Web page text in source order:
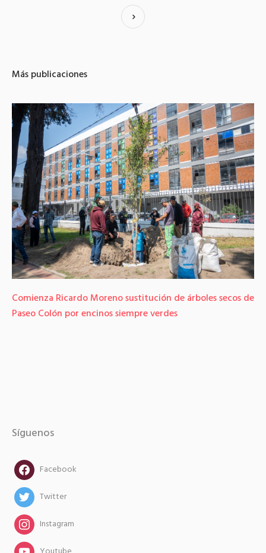
Más publicaciones
Comienza Ricardo Moreno sustitución de árboles secos de
Paseo Colón por encinos siempre verdes
Síguenos
facebookFacebook
twitterTwitter
instagramInstagram
instagram